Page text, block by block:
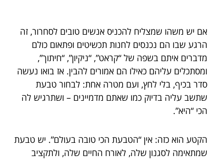
אם יש משהו שמצליח להכניס אנשים טובים לסחרור, זה
הרגע שבו הם נכנסים לחנות תכשיטים ופתאום כולם
מדברים איתם בשפה של “קראט”, “ניקיון”, “חיתוך”,
ומסתכלים עליהם כאילו הם אמורים להבין. אז בואו נעשה
סדר בכיף, בלי לחץ, ועם מטרה אחת: לבחור טבעת
שתשב עליה בדיוק כמו שאתם מדמיינים – ושתרגיש לה
הכי “היא”.
הקטע הוא כזה: אין “הטבעת הכי טובה בעולם”. יש טבעת
שמתאימה לסגנון שלה, לאורח החיים שלה, ולתקציב